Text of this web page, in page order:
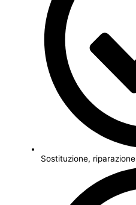
Sostituzione,